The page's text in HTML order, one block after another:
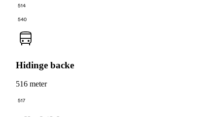
514
540
Hidinge backe
516 meter
517